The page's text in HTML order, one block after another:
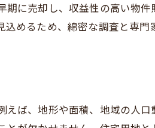
に売却し、収益性の高い物
めるため、綿密な調査と専門
ば、地形や面積、地域の人